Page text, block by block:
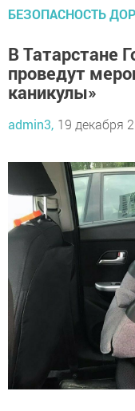
БЕЗОПАСНОСТЬ
В Татарстане
проведут
каникулы»
admin3, 19 декабря